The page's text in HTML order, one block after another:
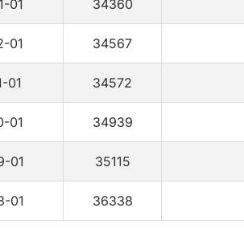
01 34360
01 34567
01 34572
01 34939
01 35115
01 36338